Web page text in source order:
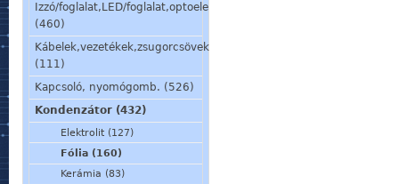
Izzó/foglalat,LED/foglalat,optoelem,kijelző,jelzőlámpa.
(460)
Kábelek,vezetékek,zsugorcsövek,szigetelőcsövek.
(111)
Kapcsoló, nyomógomb. (526)
Kondenzátor (432)
Elektrolit (127)
Fólia (160)
Kerámia (83)